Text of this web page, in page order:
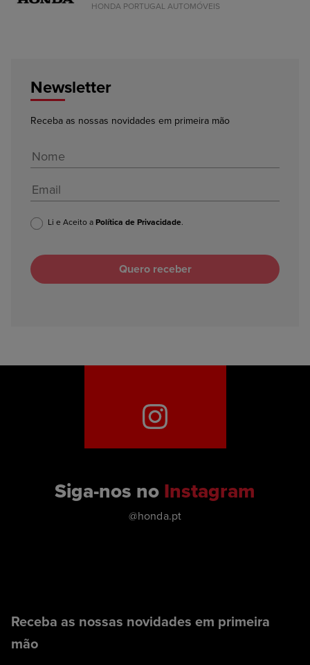
HONDA PORTUGAL AUTOMÓVEIS
Newsletter
Receba as nossas novidades em primeira mão
Li e Aceito a Política de Privacidade
Siga-nos no Instagram
@honda.pt
Receba as nossas novidades em primeira
mão